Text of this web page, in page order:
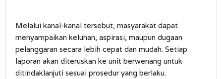
Melalui kanal-kanal tersebut, masyarakat dapat
menyampaikan keluhan, aspirasi, maupun dugaan
pelanggaran secara lebih cepat dan mudah. Setiap
laporan akan diteruskan ke unit berwenang untuk
ditindaklanjuti sesuai prosedur yang berlaku.